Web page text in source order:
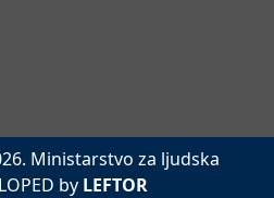
Ministarstvo za ljudska
by LEFTOR